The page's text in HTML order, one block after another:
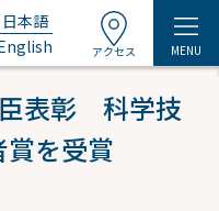
日本語
アクセス MENU
表彰 科学技
を受賞